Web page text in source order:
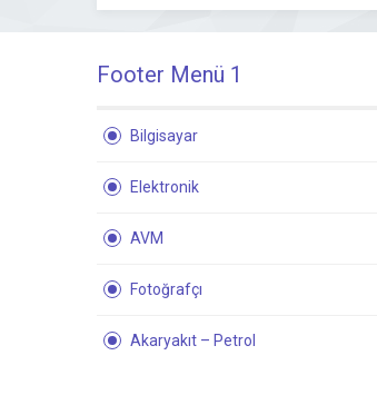
Footer Menü 1
Bilgisayar
Elektronik
AVM
Fotoğrafçı
Akaryakıt – Petrol